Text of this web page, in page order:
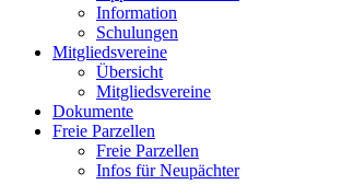
Information
Schulungen
Mitgliedsvereine
Übersicht
Mitgliedsvereine
Dokumente
Freie Parzellen
Freie Parzellen
Infos für Neupächter